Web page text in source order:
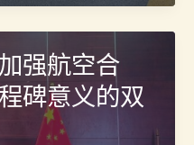
强航空合
碑意义的双